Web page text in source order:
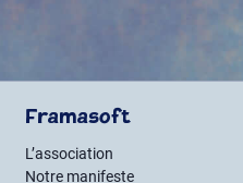
Framasoft
L’association
Notre manifeste